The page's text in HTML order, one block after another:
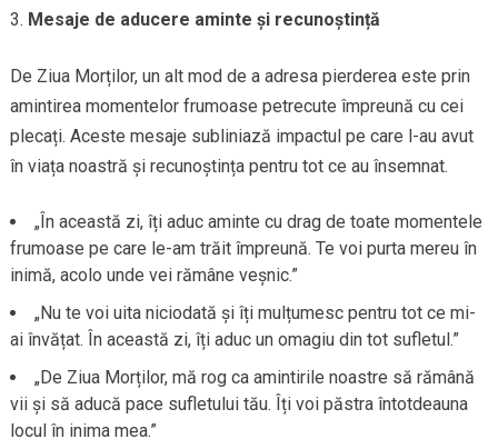
Mesaje de aducere aminte și recunoștință
De Ziua Morților, un alt mod de a adresa pierderea este prin
amintirea momentelor frumoase petrecute împreună cu cei
plecați. Aceste mesaje subliniază impactul pe care l-au avut
în viața noastră și recunoștința pentru tot ce au însemnat.
„În această zi, îți aduc aminte cu drag de toate momentele
frumoase pe care le-am trăit împreună. Te voi purta mereu în
inimă, acolo unde vei rămâne veșnic.”
„Nu te voi uita niciodată și îți mulțumesc pentru tot ce mi-
ai învățat. În această zi, îți aduc un omagiu din tot sufletul.”
„De Ziua Morților, mă rog ca amintirile noastre să rămână
vii și să aducă pace sufletului tău. Îți voi păstra întotdeauna
locul în inima mea.”